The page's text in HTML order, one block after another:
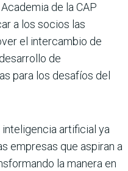
de la CAP
a los socios las
el intercambio de
de
para los desafíos del
artificial ya
empresas que aspiran a
la manera en